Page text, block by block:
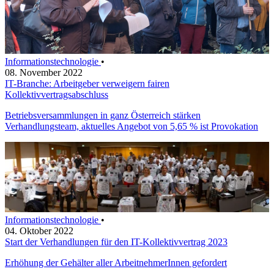
Informationstechnologie •
08. November 2022
IT-Branche: Arbeitgeber verweigern fairen
Kollektivvertragsabschluss
Betriebsversammlungen in ganz Österreich stärken
Verhandlungsteam, aktuelles Angebot von 5,65 % ist Provokation
Informationstechnologie •
04. Oktober 2022
Start der Verhandlungen für den IT-Kollektivvertrag 2023
Erhöhung der Gehälter aller ArbeitnehmerInnen gefordert